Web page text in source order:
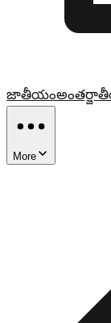
జాతీయం
More